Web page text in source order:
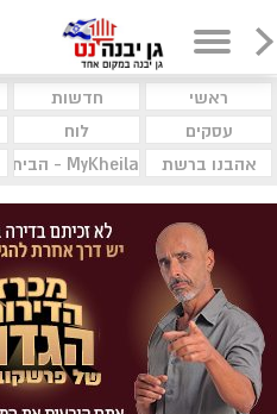
ראשי חדשות
עסקים
לוח
אהבנו ברשת
MyKheila - הבית לעסקים וקהילות